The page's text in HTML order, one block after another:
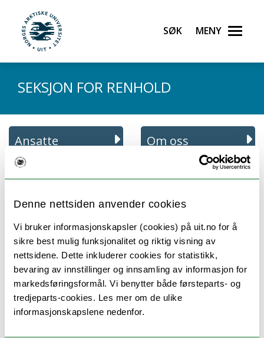
Denne nettsiden anvender cookies
Vi bruker informasjonskapsler (cookies) på uit.no for å
sikre best mulig funksjonalitet og riktig visning av
nettsidene. Dette inkluderer cookies for statistikk,
bevaring av innstillinger og innsamling av informasjon for
markedsføringsformål. Vi benytter både førsteparts- og
tredjeparts-cookies. Les mer om de ulike
informasjonskapslene nedenfor.
Gå til hovedinnhold
UiT Norges arktiske universitet
Søk Meny
SEKSJON FOR RENHOLD
Ansatte Om oss
Ansatte ved Seksjon for renhold:
Tilknyttede enheter